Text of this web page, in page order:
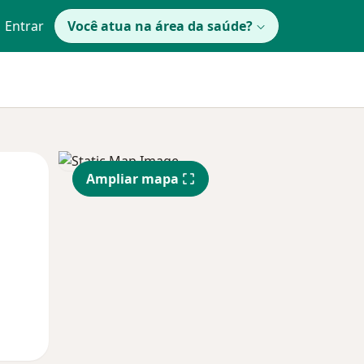
Entrar Você atua na área da saúde?
Qui,
13 Ago
Sex,
14 Ago
Ampliar mapa